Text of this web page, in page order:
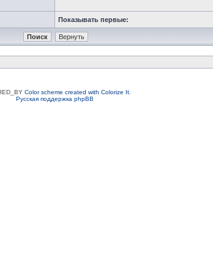
Показывать первые:
Color scheme created with Colorize It.
Русская поддержка phpBB